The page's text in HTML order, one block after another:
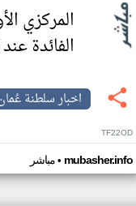
المركزي
الفائدة عند 2.25%
اخبار سلطنة
TF22OD
مباشر• mubasher.info